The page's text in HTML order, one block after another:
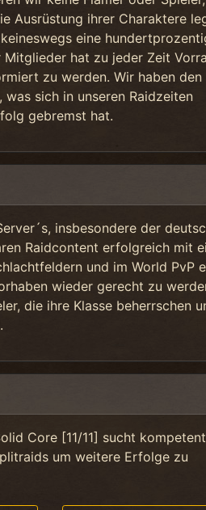
Ausrüstung ihrer Charaktere
eine
hat zu jeder Zeit
zu werden. Wir haben den
sich in unseren Raidzeiten
gebremst hat.
insbesondere der
Raidcontent erfolgreich mit
und im World PvP
wieder gerecht zu
die ihre Klasse beherrschen
Core [11/11] sucht
um weitere Erfolge zu